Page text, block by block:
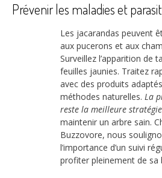
Prévenir les maladies et
Les jacarandas peuvent
aux pucerons et aux
Surveillez l’apparition de
feuilles jaunies. Traitez
avec des produits
méthodes naturelles. La
reste la meilleure stratégie
maintenir un arbre sain.
Buzzovore, nous
l’importance d’un suivi
profiter pleinement de sa